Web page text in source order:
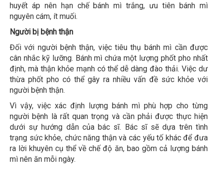
huyết áp nên hạn chế bánh mì trắng, ưu tiên bánh mì
nguyên cám, ít muối.
Người bị bệnh thận
Đối với người bệnh thận, việc tiêu thụ bánh mì cần được
cân nhắc kỹ lưỡng. Bánh mì chứa một lượng phốt pho nhất
định, mà thận khỏe mạnh có thể dễ dàng đào thải. Việc dư
thừa phốt pho có thể gây ra nhiều vấn đề sức khỏe với
người bệnh thận.
Vì vậy, việc xác định lượng bánh mì phù hợp cho từng
người bệnh là rất quan trọng và cần phải được thực hiện
dưới sự hướng dẫn của bác sĩ. Bác sĩ sẽ dựa trên tình
trạng sức khỏe, chức năng thận và các yếu tố khác để đưa
ra lời khuyên cụ thể về chế độ ăn, bao gồm cả lượng bánh
mì nên ăn mỗi ngày.